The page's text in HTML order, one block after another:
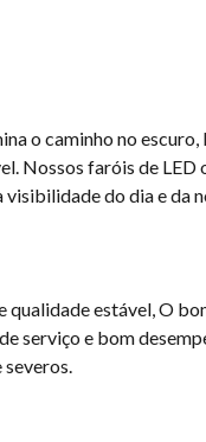
o caminho no escuro,
Nossos faróis de LED
visibilidade do dia e da
estável, O
serviço e bom